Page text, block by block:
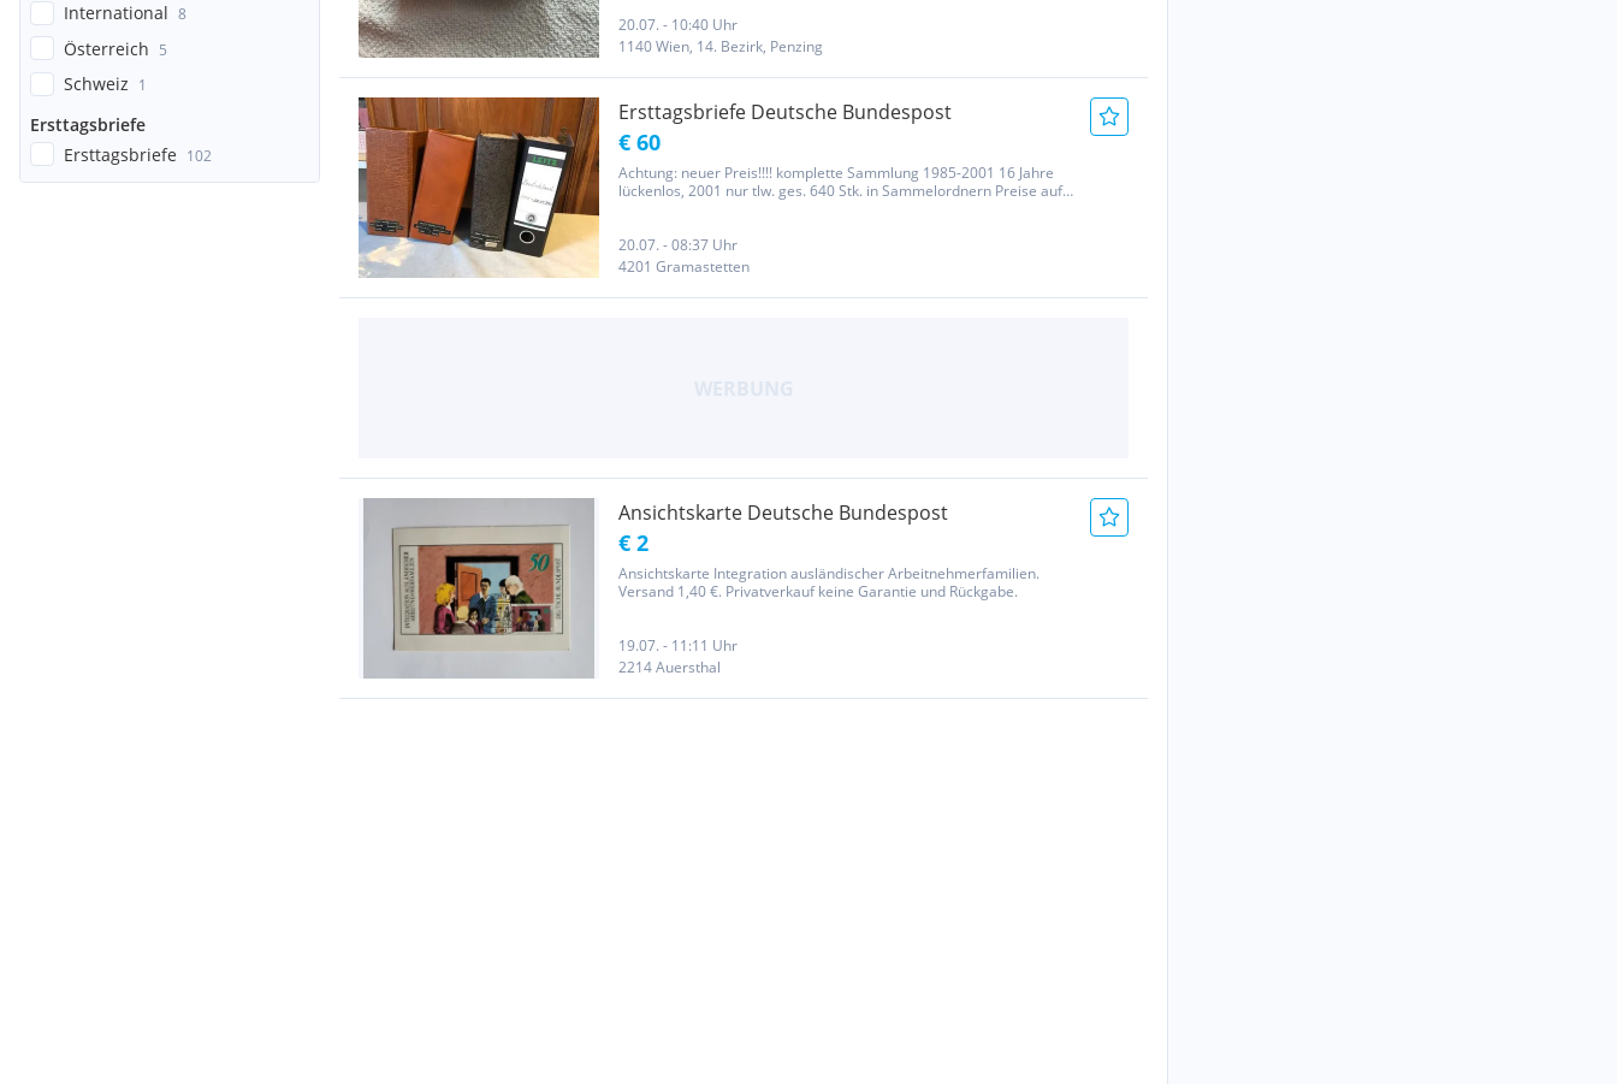
International 8
Österreich 5
Schweiz 1
Ersttagsbriefe
Ersttagsbriefe 102
20.07. - 10:40 Uhr
1140 Wien, 14. Bezirk, Penzing
Ersttagsbriefe Deutsche Bundespost
€ 60
Achtung: neuer Preis!!!! komplette Sammlung 1985-2001 16 Jahre
lückenlos, 2001 nur tlw. ges. 640 Stk. in Sammelordnern Preise auf
20.07. - 08:37 Uhr
4201 Gramastetten
Ansichtskarte Deutsche Bundespost
€ 2
Ansichtskarte Integration ausländischer Arbeitnehmerfamilien.
Versand 1,40 €. Privatverkauf keine Garantie und Rückgabe.
19.07. - 11:11 Uhr
2214 Auersthal